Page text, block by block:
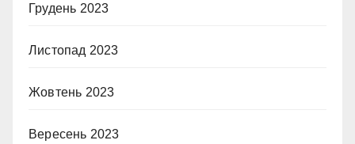
Грудень 2023
Листопад 2023
Жовтень 2023
Вересень 2023